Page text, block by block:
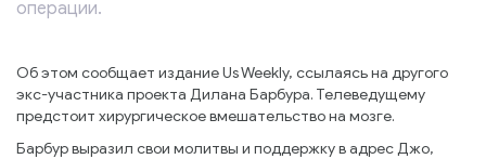
операции.
Об этом сообщает издание Us Weekly, ссылаясь на другого
экс-участника проекта Дилана Барбура. Телеведущему
предстоит хирургическое вмешательство на мозге.
Барбур выразил свои молитвы и поддержку в адрес Джо,